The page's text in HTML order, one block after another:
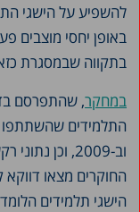
להשפיע על הישגי
באופן יחסי מוצבים
בתקווה שבמסגרת
במחקר, שהתפרסם
וב-2009, וכן
החוקרים מצאו דווקא
הישגי תלמידים